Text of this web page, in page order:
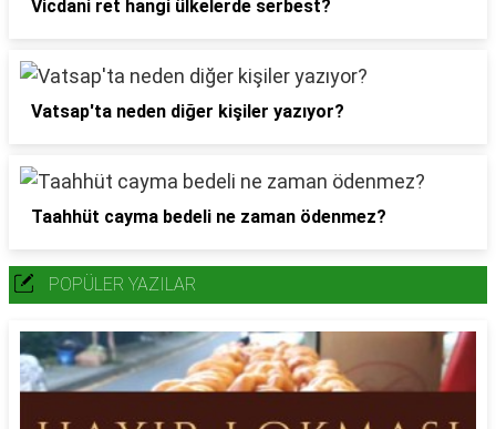
Vicdani ret hangi ülkelerde serbest?
Vatsap'ta neden diğer kişiler yazıyor?
Taahhüt cayma bedeli ne zaman ödenmez?
POPÜLER YAZILAR